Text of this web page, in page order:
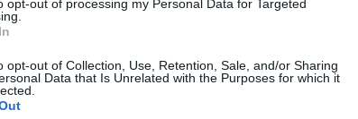
opt-out of processing my Personal Data for Targeted
opt-out of Collection, Use, Retention, Sale, and/or Sharing
Data that Is Unrelated with the Purposes for which it